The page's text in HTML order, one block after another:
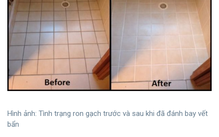
Hình ảnh: Tình trạng ron gạch trước và sau khi đã đánh bay vết
bẩn